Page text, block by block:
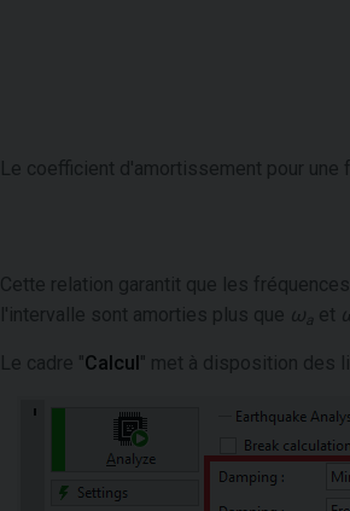
Le coefficient d'amortissement pour une
Cette relation garantit que les
l'intervalle sont amorties plus que ωa et
Le cadre "Calcul " met à disposition des